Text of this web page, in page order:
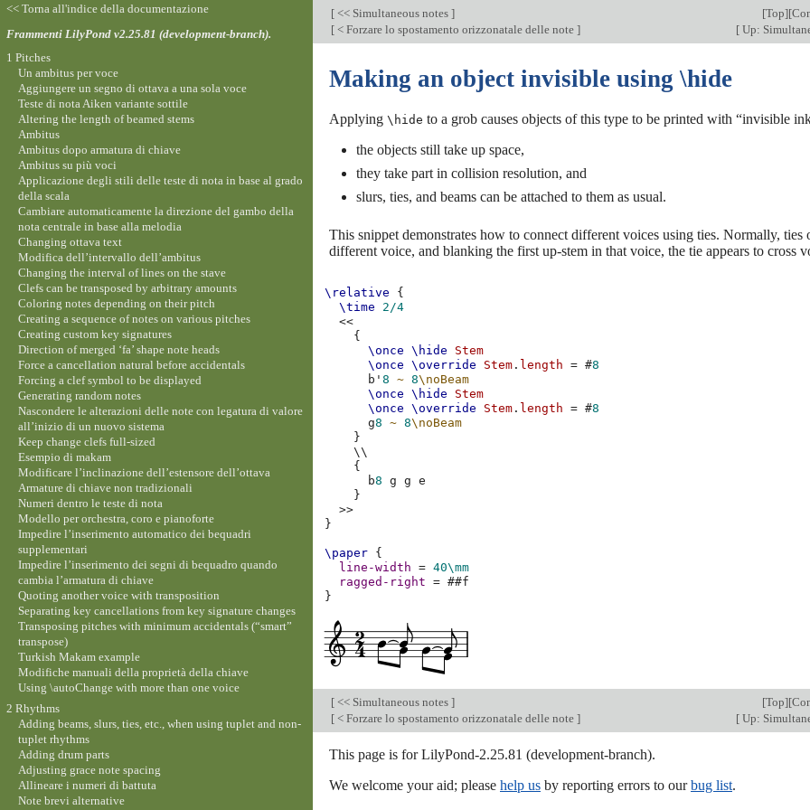
[ << Simultaneous notes ] [Top][
[ < Forzare lo spostamento orizzonatale delle note ] [ Up:
Making an object invisible using \hide
Applying \hide to a grob causes objects of this type to be printed with “invisible
the objects still take up space,
they take part in collision resolution, and
slurs, ties, and beams can be attached to them as usual.
This snippet demonstrates how to connect different voices using ties. Normally,
different voice, and blanking the first up-stem in that voice, the tie appears to cross
\relative
{
\time
2/4
<<
{
\once
\hide
Stem
\once
\override Stem . length = #8
b'8 ~ 8\noBeam
\once
\hide
Stem
\once
\override Stem . length = #8
g8 ~ 8\noBeam
}
\\
{
b8 g g
e
}
>>
}
\paper {
line-width
= 40\mm
ragged-right
= ##f
}
[ << Simultaneous notes ] [Top][
[ < Forzare lo spostamento orizzonatale delle note ] [ Up:
This page is for LilyPond-2.25.81 (development-branch).
We welcome your aid; please help us by reporting errors to ourbug list.
<< Torna all'indice della documentazione
Frammenti LilyPond v2.25.81 (development-branch).
1 Pitches
Un ambitus per voce
Aggiungere un segno di ottava a una sola voce
Teste di nota Aiken variante sottile
Altering the length of beamed stems
Ambitus
Ambitus dopo armatura di chiave
Ambitus su più voci
Applicazione degli stili delle teste di nota in base al grado
della scala
Cambiare automaticamente la direzione del gambo della
nota centrale in base alla melodia
Changing ottava text
Modifica dell’intervallo dell’ambitus
Changing the interval of lines on the stave
Clefs can be transposed by arbitrary amounts
Coloring notes depending on their pitch
Creating a sequence of notes on various pitches
Creating custom key signatures
Direction of merged ‘fa’ shape note heads
Force a cancellation natural before accidentals
Forcing a clef symbol to be displayed
Generating random notes
Nascondere le alterazioni delle note con legatura di valore
all’inizio di un nuovo sistema
Keep change clefs full-sized
Esempio di makam
Modificare l’inclinazione dell’estensore dell’ottava
Armature di chiave non tradizionali
Numeri dentro le teste di nota
Modello per orchestra, coro e pianoforte
Impedire l’inserimento automatico dei bequadri
supplementari
Impedire l’inserimento dei segni di bequadro quando
cambia l’armatura di chiave
Quoting another voice with transposition
Separating key cancellations from key signature changes
Transposing pitches with minimum accidentals (“smart”
transpose)
Turkish Makam example
Modifiche manuali della proprietà della chiave
Using \autoChange with more than one voice
2 Rhythms
Adding beams, slurs, ties, etc., when using tuplet and non-
tuplet rhythms
Adding drum parts
Adjusting grace note spacing
Allineare i numeri di battuta
Note brevi alternative